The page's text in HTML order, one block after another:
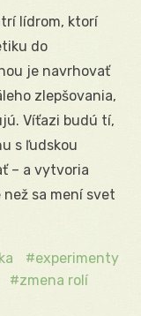
lídrom, ktorí
do
je navrhovať
zlepšovania,
Víťazi budú tí,
s ľudskou
– a vytvoria
sa mení svet
experimenty
zmena rolí